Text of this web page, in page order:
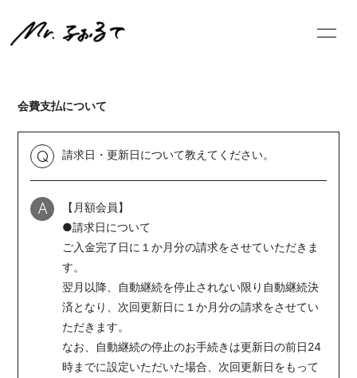
ログイン
会費支払について
Q 請求日・更新日について教えてください。
A
【月額会員】
●請求日について
ご入金完了日に１か月分の請求をさせていただきま
す。
翌月以降、自動継続を停止されない限り自動継続決
済となり、次回更新日に１か月分の請求をさせてい
ただきます。
なお、自動継続の停止のお手続きは更新日の前日24
時までに設定いただいた場合、次回更新日をもって